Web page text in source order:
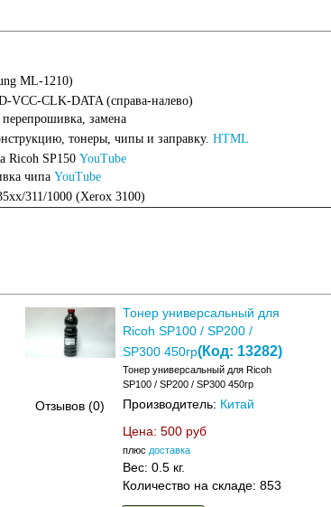
ML-1210)
VCC-CLK-DATA (справа-налево)
перепрошивка, замена
тонеры, чипы и заправку. HTML
Ricoh SP150 YouTube
чипа YouTube
311/1000 (Xerox 3100)
Отзывов (0)
Тонер универсальный для
Ricoh SP100 / SP200 /
SP300 450гр(Код: 13282)
Тонер универсальный для Ricoh
SP100 / SP200 / SP300 450гр
Производитель: Китай
Цена: 500 руб
плюс доставка
Вес: 0.5 кг.
Количество на складе: 853